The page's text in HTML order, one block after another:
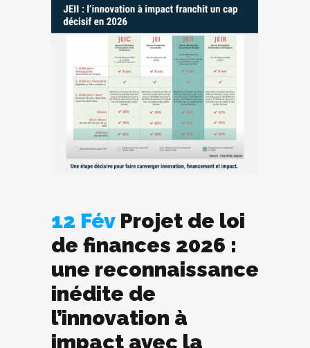
12 FévProjet de loi
de finances 2026 :
une reconnaissance
inédite de
l’innovation à
impact avec la